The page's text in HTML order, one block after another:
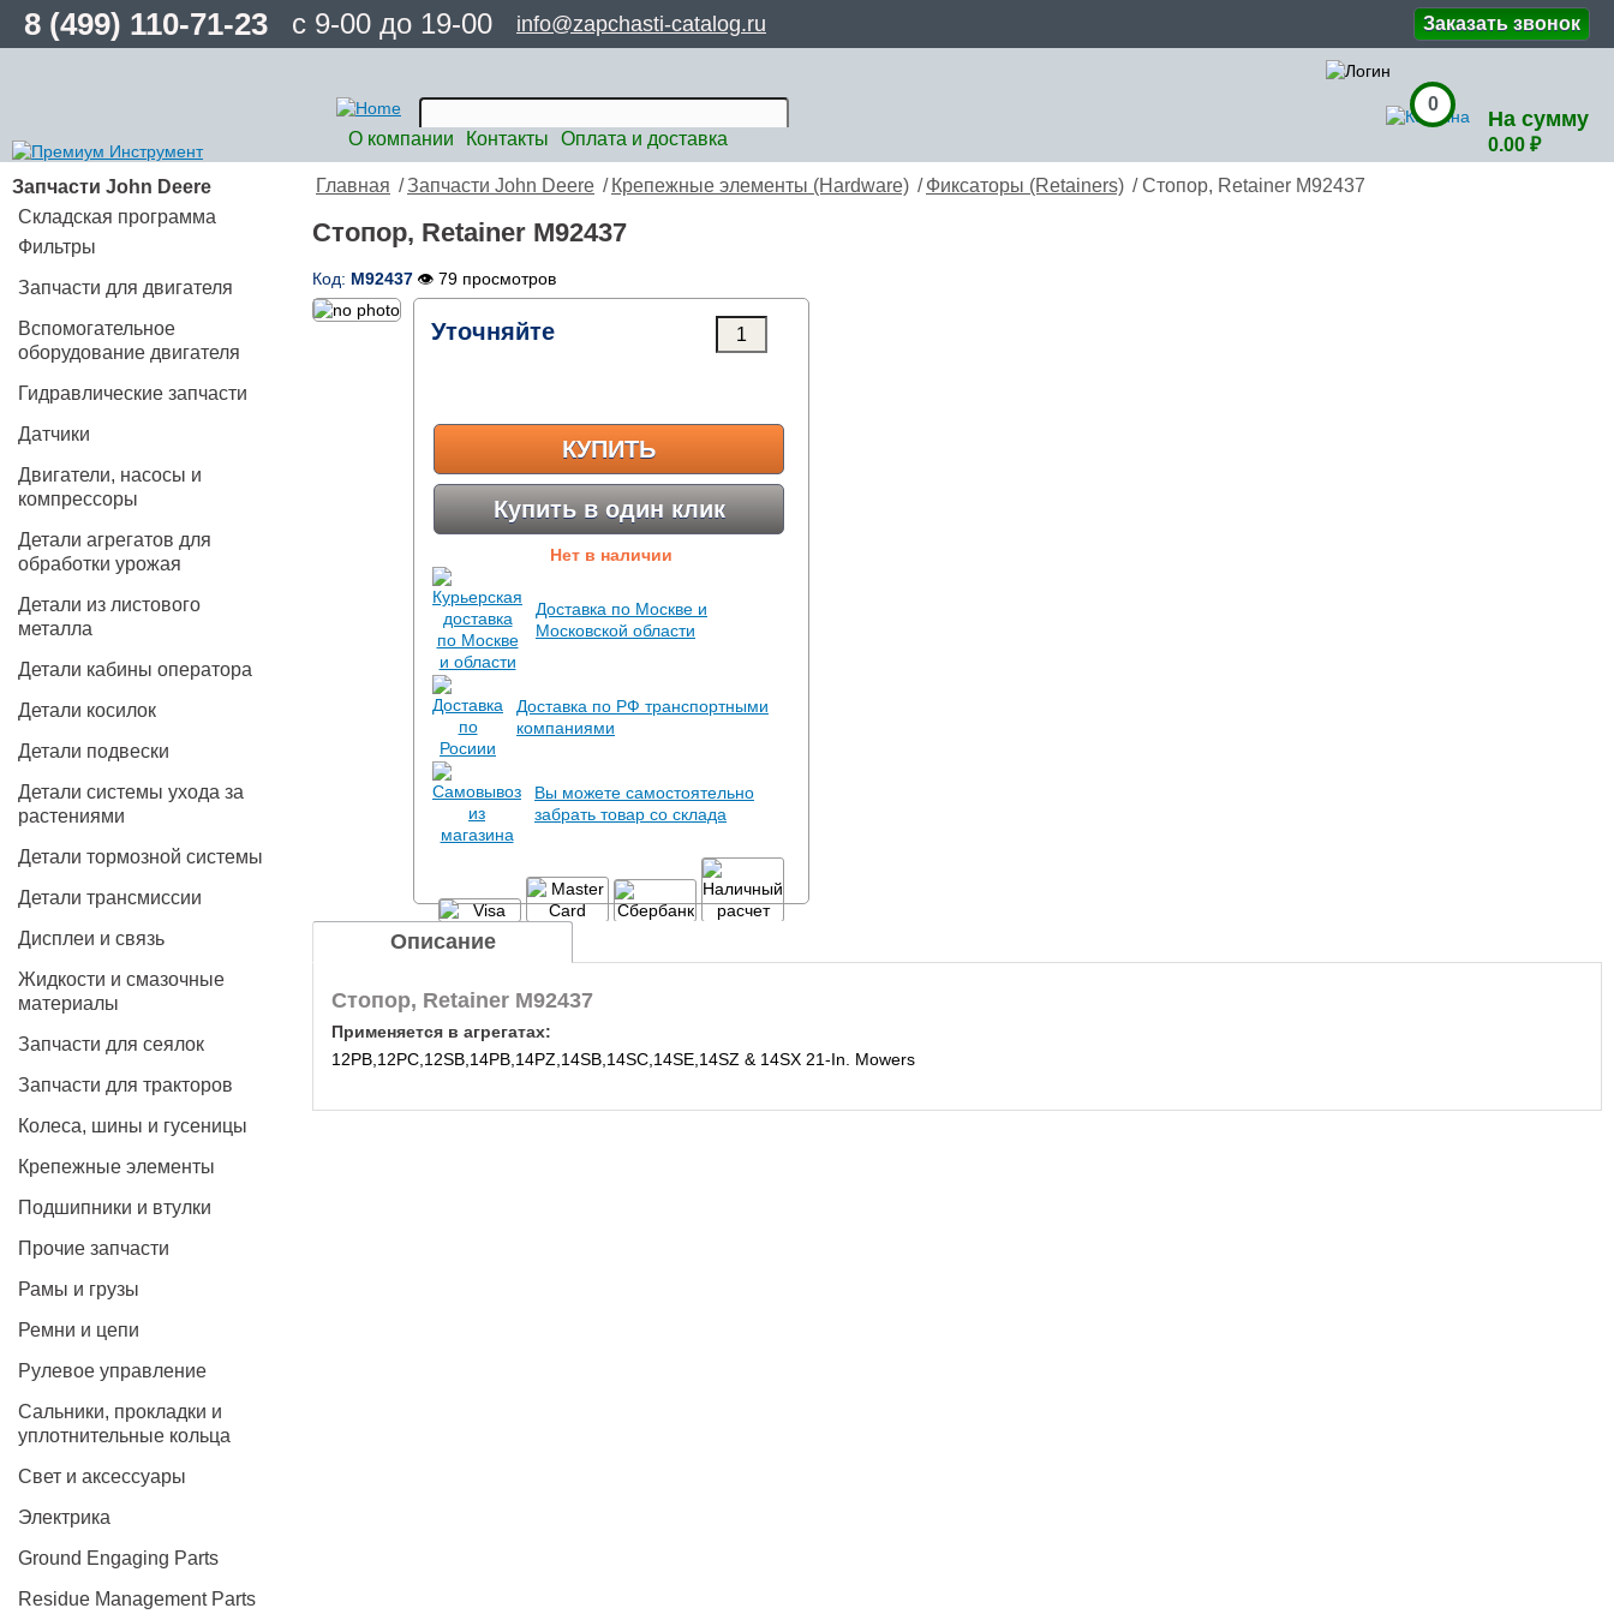
8 (499) 110-71-23 с 9-00 до 19-00 info@zapchasti-catalog.ru Заказать звонок
О компании Контакты Оплата и доставка
0
На сумму
0.00 ₽
Запчасти John Deere
Складская программа
Фильтры
Запчасти для двигателя
Вспомогательное
оборудование двигателя
Гидравлические запчасти
Датчики
Двигатели, насосы и
компрессоры
Детали агрегатов для
обработки урожая
Детали из листового
металла
Детали кабины оператора
Детали косилок
Детали подвески
Детали системы ухода за
растениями
Детали тормозной системы
Детали трансмиссии
Дисплеи и связь
Жидкости и смазочные
материалы
Запчасти для сеялок
Запчасти для тракторов
Колеса, шины и гусеницы
Крепежные элементы
Подшипники и втулки
Прочие запчасти
Рамы и грузы
Ремни и цепи
Рулевое управление
Сальники, прокладки и
уплотнительные кольца
Свет и аксессуары
Электрика
Ground Engaging Parts
Residue Management Parts
Главная /Запчасти John Deere / Крепежные элементы (Hardware) / Фиксаторы (Retainers) / Стопор, Retainer M92437
Стопор, Retainer M92437
Код: M92437 👁 79 просмотров
Уточняйте
КУПИТЬ
Купить в один клик
Нет в наличии
Доставка по Москве и
Московской области
Доставка по РФ транспортными
компаниями
Вы можете самостоятельно
забрать товар со склада
Описание
Стопор, Retainer M92437
Применяется в агрегатах:
12PB,12PC,12SB,14PB,14PZ,14SB,14SC,14SE,14SZ & 14SX 21-In. Mowers